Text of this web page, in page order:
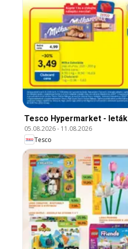
Tesco Hypermarket - leták
05.08.2026- 11.08.2026
Tesco